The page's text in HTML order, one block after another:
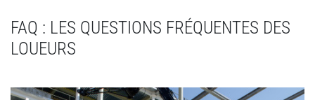
FAQ : LES QUESTIONS FRÉQUENTES DES
LOUEURS